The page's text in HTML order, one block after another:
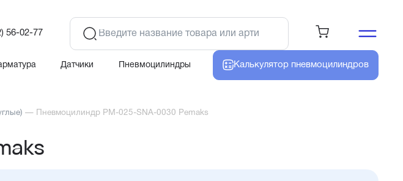
56-02-77
Датчики Пневмоцилиндры Калькулятор пневмоцилиндров
— Пневмоцилиндр PM-025-SNA-0030 Pemaks